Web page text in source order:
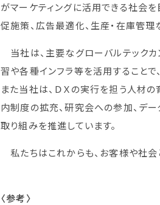
がマーケティングに活用できる社会
促施策、広告最適化、生産・在庫管理
当社は、主要なグローバルテック
習や各種インフラ等を活用することで
また当社は、ＤＸの実行を担う人材
内制度の拡充、研究会への参加、デ
取り組みを推進しています。
私たちはこれからも、お客様や社会
〈参考〉